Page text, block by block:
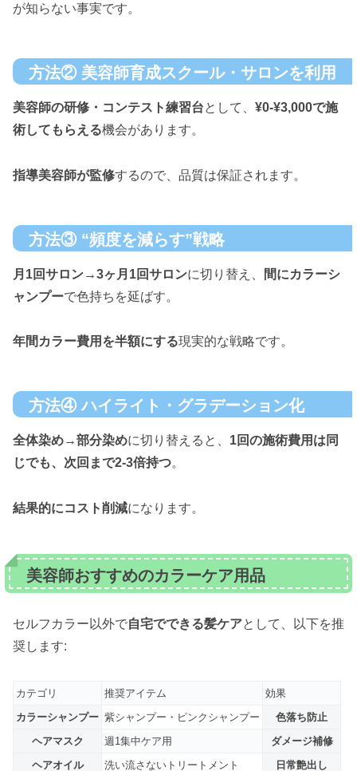
が知らない事実です。
方法② 美容師育成スクール・サロンを利用
美容師の研修・コンテスト練習台として、 ¥0-¥3,000で施
術してもらえる機会があります。
指導美容師が監修するので、品質は保証されます。
方法③ “頻度を減らす”戦略
月1回サロン→3ヶ月1回サロンに切り替え、
間にカラーシ
ャンプーで色持ちを延ばす。
年間カラー費用を半額にする現実的な戦略です。
方法④ ハイライト・グラデーション化
全体染め→部分染めに切り替えると、 1回の施術費用は同
じでも、次回まで2-3倍持つ。
結果的にコスト削減になります。
美容師おすすめのカラーケア用品
セルフカラー以外で自宅でできる髪ケアとして、以下を推
奨します:
カテゴリ 推奨アイテム
効果
カラーシャンプー 紫シャンプー・ピンクシャンプー
色落ち防止
ヘアマスク
週1集中ケア用
ダメージ補修
ヘアオイル
洗い流さないトリートメント 日常艶出し